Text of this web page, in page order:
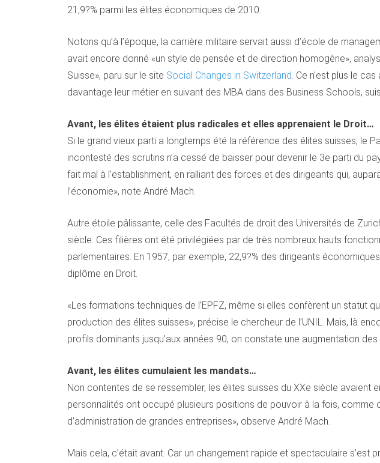
21,9?% parmi les élites économiques de 2010.
Notons qu’à l’époque, la carrière militaire servait aussi d’école de
avait encore donné «un style de pensée et de direction homogène»,
Suisse», paru sur le site Social Changes in Switzerland. Ce n’est plus le
davantage leur métier en suivant des MBA dans des Business Schools,
Avant, les élites étaient plus radicales et elles apprenaient le Droit…
Si le grand vieux parti a longtemps été la référence des élites suisses, le
incontesté des scrutins n’a cessé de baisser pour devenir le 3e parti du
fait mal à l’establishment, en ralliant des forces et des dirigeants qui,
l’économie», note André Mach.
Autre étoile pâlissante, celle des Facultés de droit des Universités de
siècle. Ces filières ont été privilégiées par de très nombreux hauts
parlementaires. En 1957, par exemple, 22,9?% des dirigeants
diplôme en Droit.
«Les formations techniques de l’EPFZ, même si elles confèrent un statut
production des élites suisses», précise le chercheur de l’UNIL. Mais, là
profils dominants jusqu’aux années 90, on constate une augmentation
Avant, les élites cumulaient les mandats…
Non contentes de se ressembler, les élites suisses du XXe siècle
personnalités ont occupé plusieurs positions de pouvoir à la fois,
d’administration de grandes entreprises», observe André Mach.
Mais cela, c’était avant. Car un changement rapide et spectaculaire